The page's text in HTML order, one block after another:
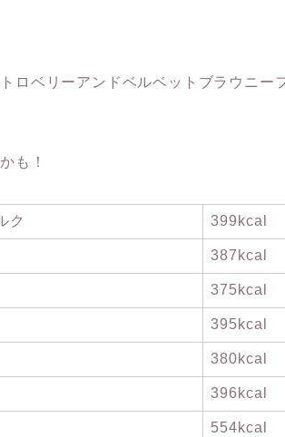
ロベリーアンドベルベットブラウニー
も！
ク 399kcal
387kcal
375kcal
395kcal
380kcal
396kcal
554kcal